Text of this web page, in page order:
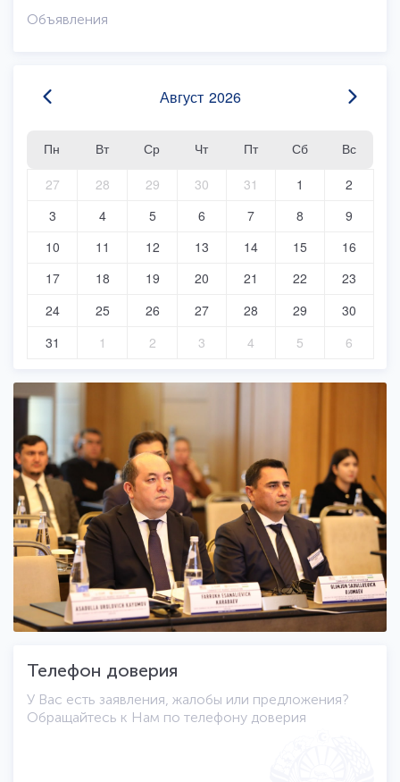
Объявления
Август 2026
Пн Вт Ср Чт Пт Сб
Вс
27
28 29 30 31 1
2
3
4 5 6 7 8
9
10
11 12 13 14 15
16
17
18 19 20 21 22
23
24
25 26 27 28 29
30
31
1 2 3 4 5 6
Телефон доверия
У Вас есть заявления, жалобы или предложения?
Обращайтесь к Нам по телефону доверия